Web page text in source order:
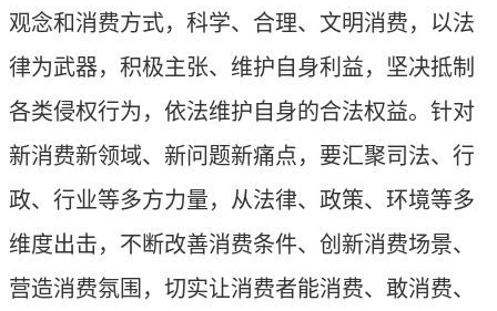
观念和消费方式，科学、合理、文明消费，以法
律为武器，积极主张、维护自身利益，坚决抵制
各类侵权行为，依法维护自身的合法权益。针对
新消费新领域、新问题新痛点，要汇聚司法、行
政、行业等多方力量，从法律、政策、环境等多
维度出击，不断改善消费条件、创新消费场景、
营造消费氛围，切实让消费者能消费、敢消费、